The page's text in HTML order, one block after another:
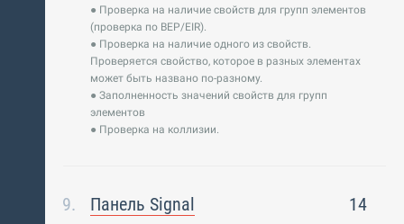
● Проверка на наличие свойств для групп элементов
(проверка по BEP/EIR).
● Проверка на наличие одного из свойств.
Проверяется свойство, которое в разных элементах
может быть названо по-разному.
● Заполненность значений свойств для групп
элементов
● Проверка на коллизии.
Панель Signal 14